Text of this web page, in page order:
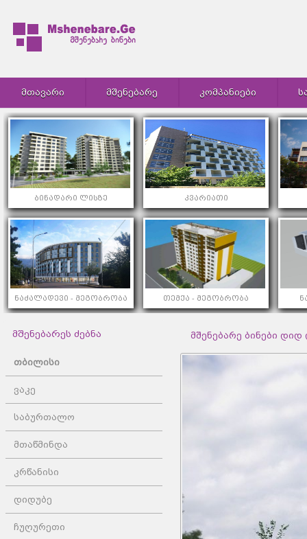
ᲛᲗᲐᲕᲐᲠᲘ ᲛᲨᲔᲜᲔᲑᲐᲠᲔ ᲙᲝᲛᲞᲐᲜᲘᲔᲑᲘ
ბინადარი ლისზე კვარიათი
ნაძალადევი - მეგობრობა თემქა - მეგობრობა
მშენებარეს ძებნა
თბილისი
ვაკე
საბურთალო
მთაწმინდა
კრწანისი
დიდუბე
ჩუღურეთი
მშენებარე ბინები დიდ